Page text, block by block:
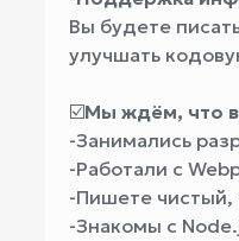
Вы будете
улучшать
☑️Мы ждём, что
-Занимались
-Работали с
-Пишете
-Знакомы с